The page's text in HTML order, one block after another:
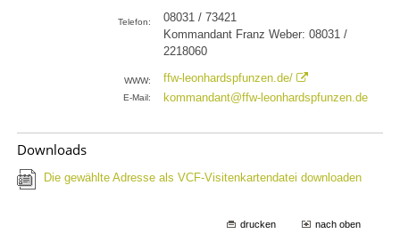
Telefon:
08031 / 73421
Kommandant Franz Weber: 08031 /
2218060
WWW: ffw-leonhardspfunzen.de/
E-Mail: kommandant@ffw-leonhardspfunzen.de
Downloads
Die gewählte Adresse als VCF-Visitenkartendatei downloaden
drucken nach oben